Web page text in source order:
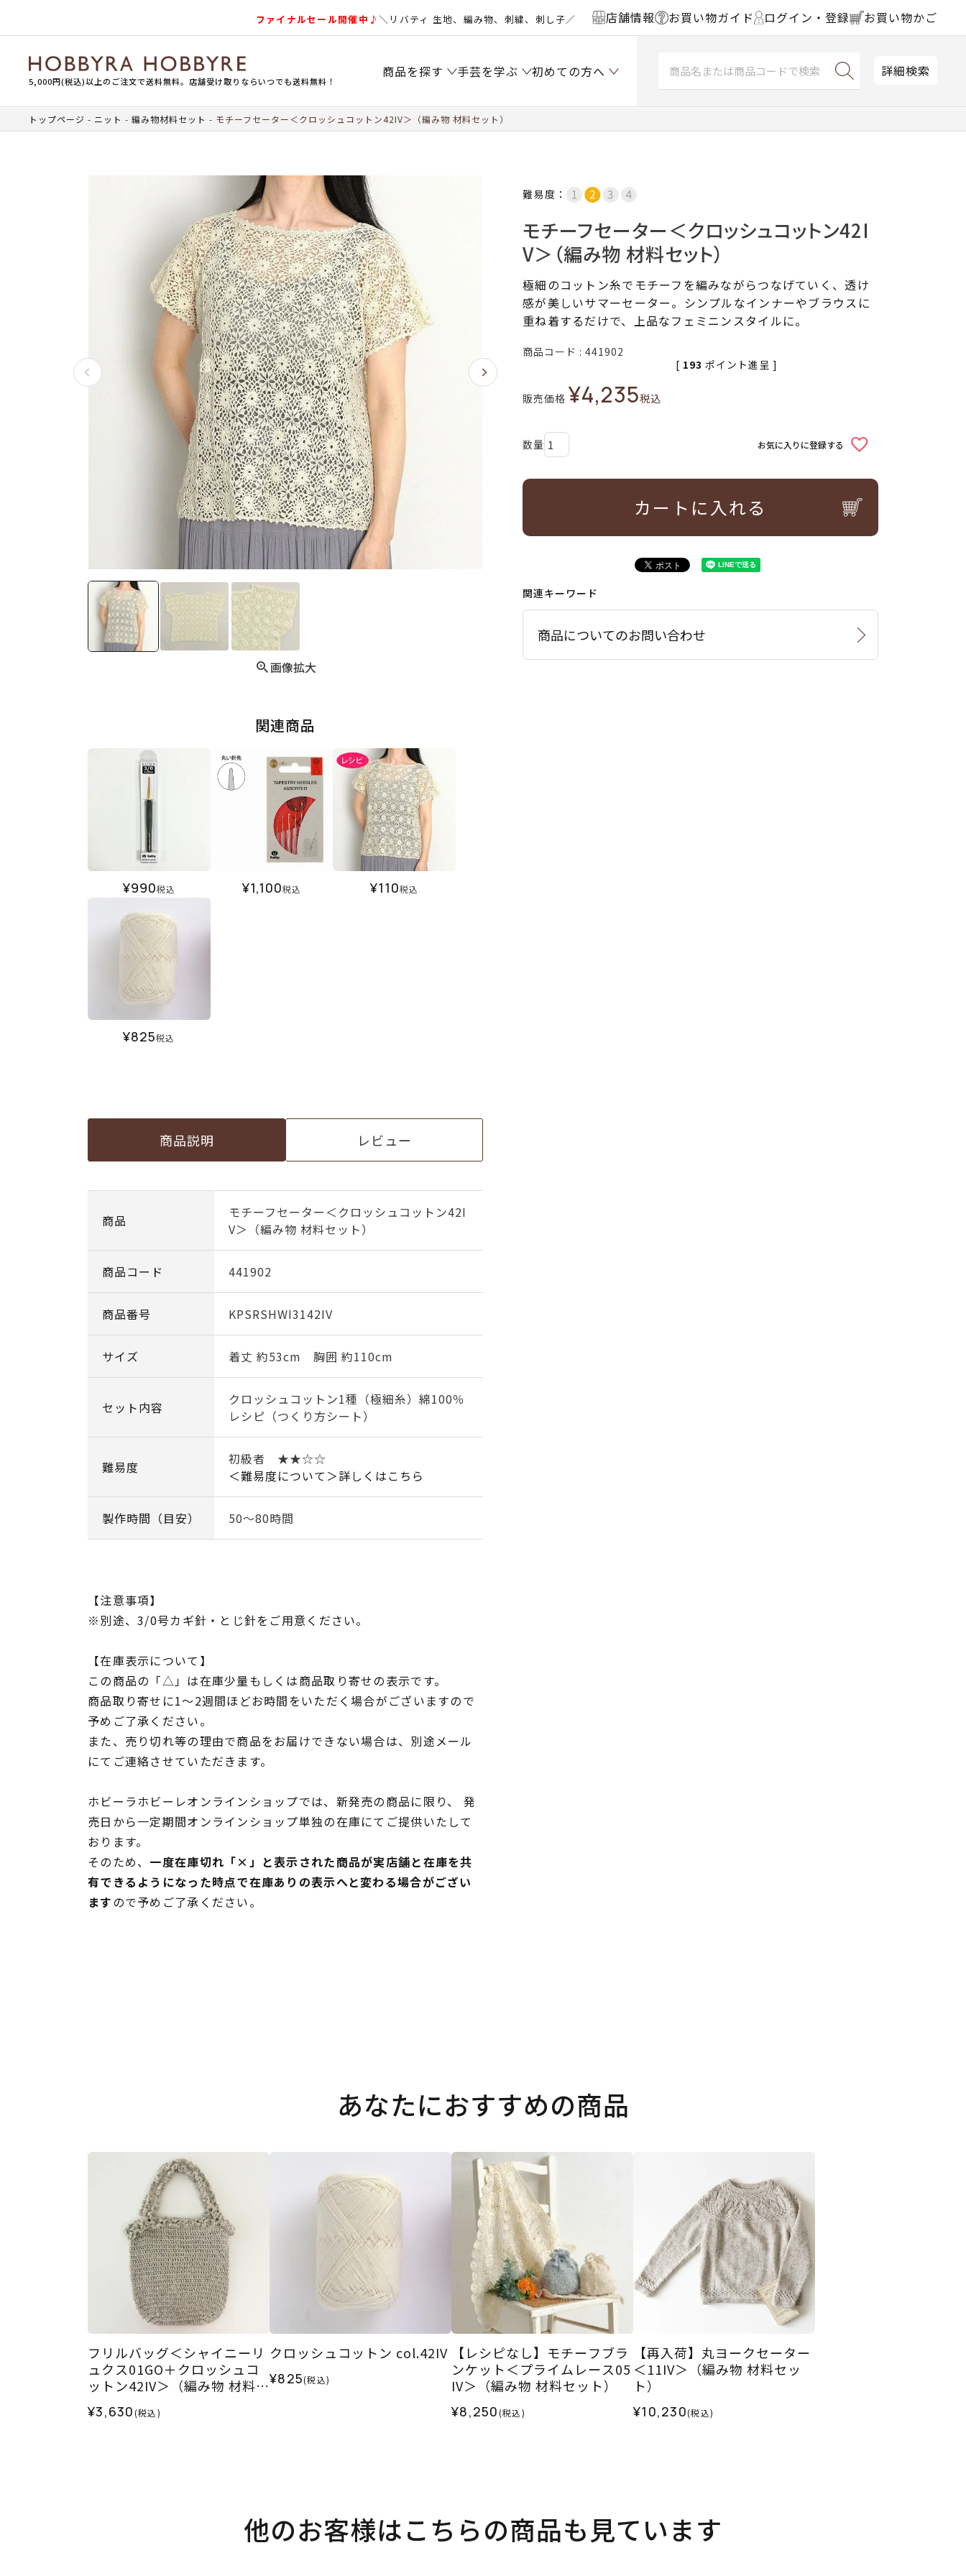
ファイナルセール開催中♪＼リバティ 生地、編み物、刺繍、刺し子／ 店舗情報 お買い物ガイド ログイン・登録 お買い物かご
5,000円(税込)以上のご注文で送料無料。店舗受け取りならいつでも送料無料！
商品を探す 手芸を学ぶ 初めての方へ 詳細検索
トップページ ニット 編み物材料セット モチーフセーター＜クロッシュコットン42IV＞（編み物 材料セット）
画像拡大
関連商品
¥990税込 ¥1,100税込 ¥110税込
¥825税込
商品説明 レビュー
商品
モチーフセーター＜クロッシュコットン42I
V＞（編み物 材料セット）
商品コード 441902
商品番号 KPSRSHWI3142IV
サイズ 着丈 約53cm 胸囲 約110cm
セット内容
クロッシュコットン1種（極細糸）綿100％
レシピ（つくり方シート）
難易度
初級者 ★★☆☆
＜難易度について＞詳しくはこちら
製作時間（目安） 50～80時間
【注意事項】
※別途、3/0号カギ針・とじ針をご用意ください。
【在庫表示について】
この商品の「△」は在庫少量もしくは商品取り寄せの表示です。
商品取り寄せに1～2週間ほどお時間をいただく場合がございますので
予めご了承ください。
また、売り切れ等の理由で商品をお届けできない場合は、別途メール
にてご連絡させていただきます。
ホビーラホビーレオンラインショップでは、新発売の商品に限り、 発
売日から一定期間オンラインショップ単独の在庫にてご提供いたして
おります。
そのため、 一度在庫切れ「×」と表示された商品が実店舗と在庫を共
有できるようになった時点で在庫ありの表示へと変わる場合がござい
ますので予めご了承ください。
難易度：
モチーフセーター＜クロッシュコットン42I
V＞（編み物 材料セット）
極細のコットン糸でモチーフを編みながらつなげていく、透け
感が美しいサマーセーター。シンプルなインナーやブラウスに
重ね着するだけで、上品なフェミニンスタイルに。
商品コード 441902
販売価格 ¥4,235税込
[ 193 ポイント進呈 ]
お気に入りに登録する
カートに入れる
関連キーワード
商品についてのお問い合わせ
あなたにおすすめの商品
フリルバッグ＜シャイニーリ
ュクス01GO＋クロッシュコ
ットン42IV＞（編み物 材料セ
¥3,630(税込)
クロッシュコットン col.42IV
¥825(税込)
【レシピなし】モチーフブラ
ンケット＜プライムレース05
IV＞（編み物 材料セット）
¥8,250(税込)
【再入荷】丸ヨークセーター
＜11IV＞（編み物 材料セッ
ト）
¥10,230(税込)
他のお客様はこちらの商品も見ています